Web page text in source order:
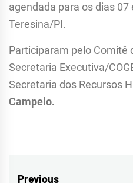
agendada para os dias 07
Teresina/PI.
Participaram pelo Comitê
Secretaria Executiva/
Secretaria dos Recursos
Campelo.
Previous